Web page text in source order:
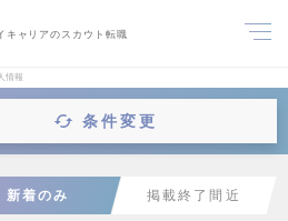
キャリアのスカウト転職
情報
条件変更
新着のみ 掲載終了間近